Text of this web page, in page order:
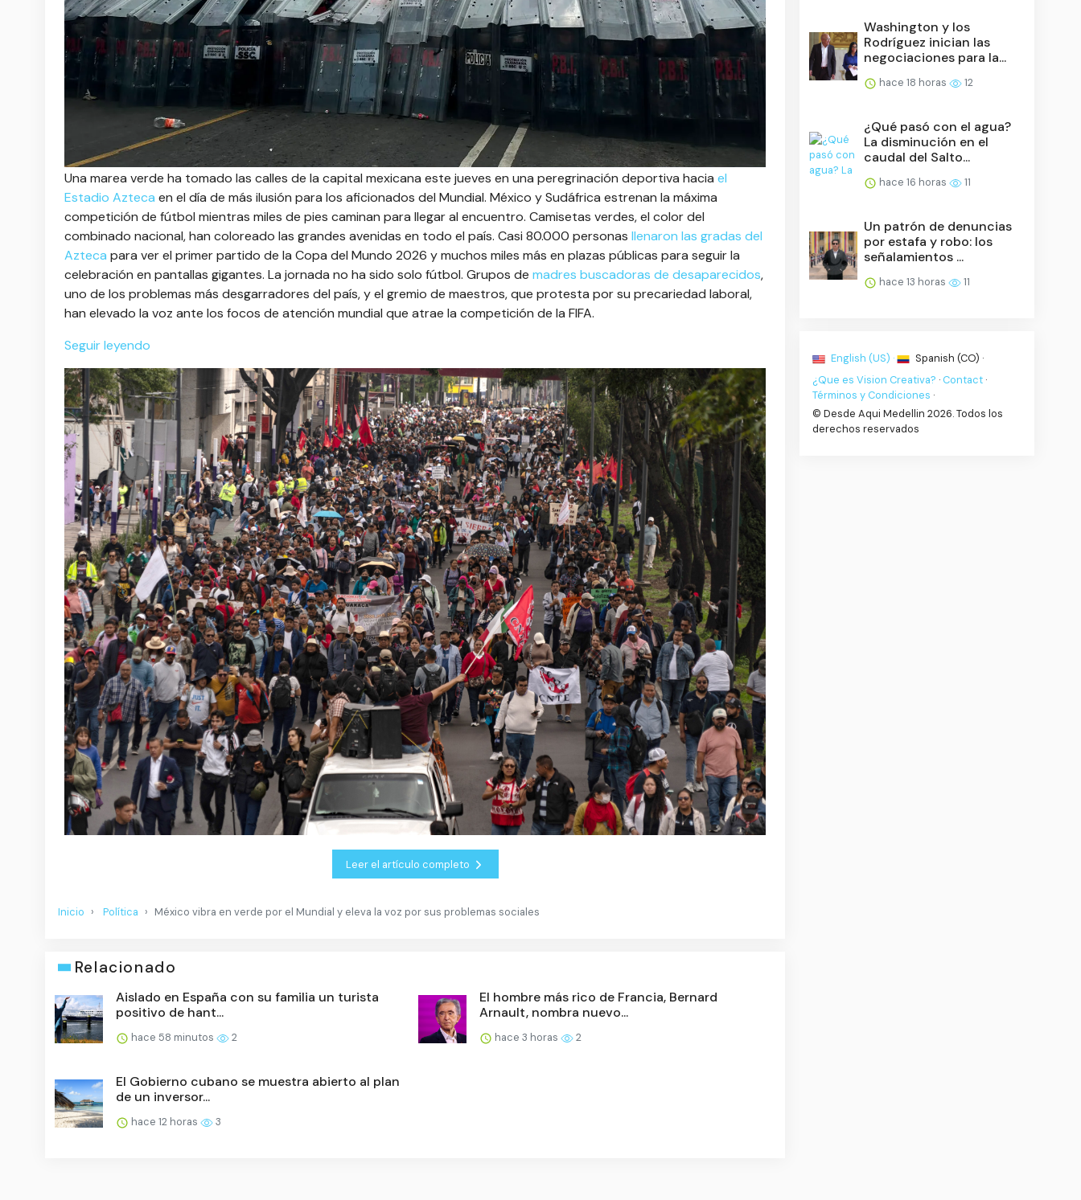
Una marea verde ha tomado las calles de la capital mexicana este jueves en una peregrinación deportiva hacia el
Estadio Azteca en el día de más ilusión para los aficionados del Mundial. México y Sudáfrica estrenan la máxima
competición de fútbol mientras miles de pies caminan para llegar al encuentro. Camisetas verdes, el color del
combinado nacional, han coloreado las grandes avenidas en todo el país. Casi 80.000 personas llenaron las gradas del
Azteca para ver el primer partido de la Copa del Mundo 2026 y muchos miles más en plazas públicas para seguir la
celebración en pantallas gigantes. La jornada no ha sido solo fútbol. Grupos de madres buscadoras de desaparecidos,
uno de los problemas más desgarradores del país, y el gremio de maestros, que protesta por su precariedad laboral,
han elevado la voz ante los focos de atención mundial que atrae la competición de la FIFA.
Seguir leyendo
Leer el artículo completo
Inicio Política México vibra en verde por el Mundial y eleva la voz por sus problemas sociales
Relacionado
Aislado en España con su familia un turista
positivo de hant...
hace 58 minutos 2
El hombre más rico de Francia, Bernard
Arnault, nombra nuevo...
hace 3 horas 2
El Gobierno cubano se muestra abierto al plan
de un inversor...
hace 12 horas 3
Washington y los
Rodríguez inician las
negociaciones para la...
hace 18 horas 12
¿Qué pasó con el agua?
La disminución en el
caudal del Salto...
hace 16 horas 11
Un patrón de denuncias
por estafa y robo: los
señalamientos ...
hace 13 horas 11
English (US) ·
Spanish (CO) ·
¿Que es Vision Creativa? · Contact ·
Términos y Condiciones ·
© Desde Aqui Medellin 2026. Todos los
derechos reservados